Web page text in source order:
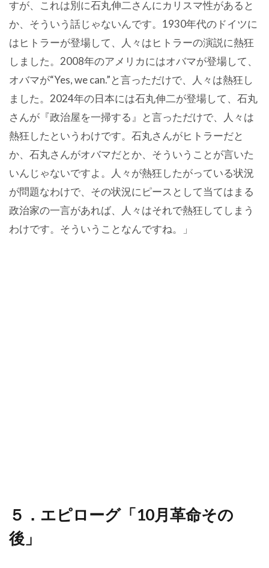
すが、これは別に石丸伸二さんにカリスマ性があると
か、そういう話じゃないんです。1930年代のドイツに
はヒトラーが登場して、人々はヒトラーの演説に熱狂
しました。2008年のアメリカにはオバマが登場して、
オバマが“Yes, we can.”と言っただけで、人々は熱狂し
ました。2024年の日本には石丸伸二が登場して、石丸
さんが『政治屋を一掃する』と言っただけで、人々は
熱狂したというわけです。石丸さんがヒトラーだと
か、石丸さんがオバマだとか、そういうことが言いた
いんじゃないですよ。人々が熱狂したがっている状況
が問題なわけで、その状況にピースとして当てはまる
政治家の一言があれば、人々はそれで熱狂してしまう
わけです。そういうことなんですね。」
５．エピローグ「10月革命その
後」